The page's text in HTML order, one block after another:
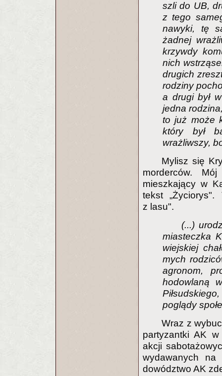
szli do UB,
z tego
nawyki, tę
żadnej
krzywdy
nich
drugich
rodziny
a drugi był
jedna
to już może
który był
wrażliwszy,
Mylisz się
morderców.
mieszkający w
tekst
z lasu".
(...)
miasteczka
wiejskiej
mych
agronom,
hodowlaną
poglądy
Wraz z
partyzantki AK w
akcji
wydawanych na
dowództwo AK